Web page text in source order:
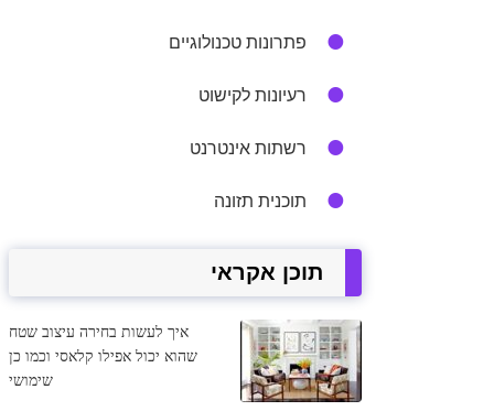
פתרונות טכנולוגיים
רעיונות לקישוט
רשתות אינטרנט
תוכנית תזונה
תוכן אקראי
איך לעשות בחירה עיצוב שטח
שהוא יכול אפילו קלאסי וכמו כן
שימושי